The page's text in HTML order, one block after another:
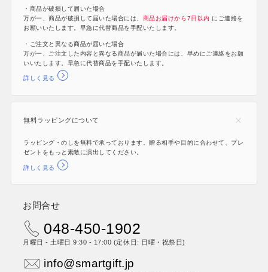
・商品が破損して届いた場合
万が一、商品が破損して届いた場合には、 商品お届けから7日以内 にご連絡を
お願いいたします。早急に代替商品を手配いたします。
・ご注文と異なる商品が届いた場合
万が一、ご注文した内容と異なる商品が届いた場合には、早めにご連絡をお願
いいたします。早急に代替商品を手配いたします。
詳しく見る
無料ラッピングについて
ラッピング・のしを無料で承っております。贈る相手や目的に合わせて、プレ
ゼントをもっと素敵に演出してください。
詳しく見る
お問合せ
048-450-1902
月曜日 - 土曜日 9:30 - 17:00 (定休日: 日曜・祝祭日)
info@smartgift.jp